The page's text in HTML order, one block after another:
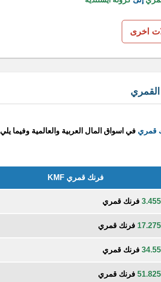
اخرى
قمري في اسواق المال العربية والعالمية وفيما يلي
فرنك قمري KMF
3.455 فرنك قمري
17.275 فرنك قمري
34.55 فرنك قمري
51.825 فرنك قمري